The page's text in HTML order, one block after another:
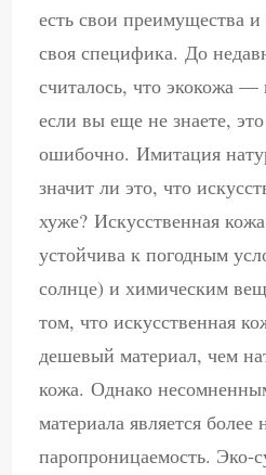
есть свои преимущества
своя специфика. До
считалось, что экокожа —
если вы еще не знаете,
ошибочно. Имитация
значит ли это, что
хуже? Искусственная
устойчива к погодным
солнце) и химическим
том, что искусственная
дешевый материал, чем
кожа. Однако
материала является более
паропроницаемость. Эко-